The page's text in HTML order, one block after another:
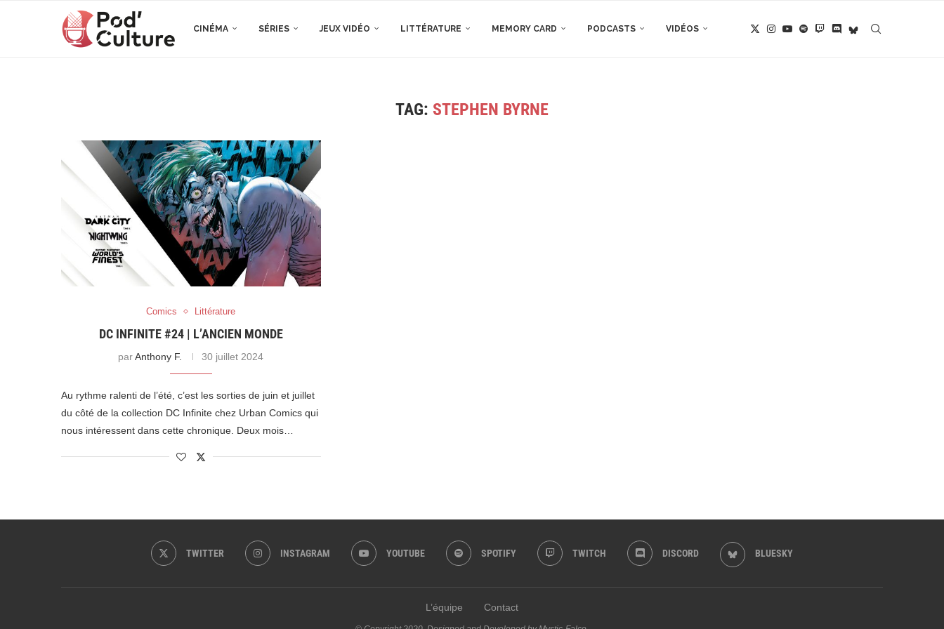
CINÉMA SÉRIES JEUX VIDÉO LITTÉRATURE MEMORY CARD PODCASTS VIDÉOS
TAG: STEPHEN BYRNE
Comics Littérature
DC INFINITE #24 | L’ANCIEN MONDE
parAnthony F. 30 juillet 2024
Au rythme ralenti de l’été, c’est les sorties de juin et juillet
du côté de la collection DC Infinite chez Urban Comics qui
nous intéressent dans cette chronique. Deux mois…
TWITTER INSTAGRAM YOUTUBE SPOTIFY TWITCH DISCORD BLUESKY
L’équipe Contact